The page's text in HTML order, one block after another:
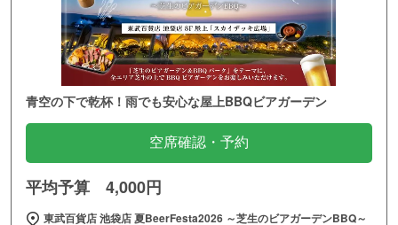
青空の下で乾杯！雨でも安心な屋上BBQビアガーデン
空席確認・予約
平均予算 4,000円
東武百貨店 池袋店 夏BeerFesta2026 ～芝生のビアガーデンBBQ～